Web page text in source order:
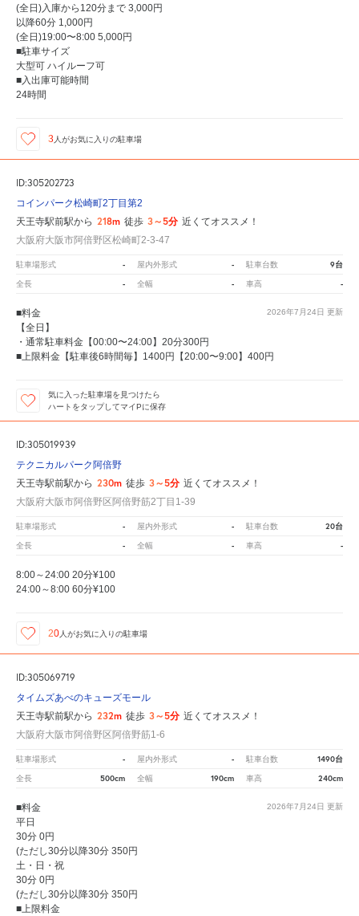
(全日)入庫から120分まで 3,000円
以降60分 1,000円
(全日)19:00〜8:00 5,000円
■駐車サイズ
大型可 ハイルーフ可
■入出庫可能時間
24時間
3 人がお気に入りの駐車場
ID:305202723
コインパーク松崎町2丁目第2
天王寺駅前駅から 218m 徒歩 3～5分 近くてオススメ！
大阪府大阪市阿倍野区松崎町2-3-47
駐車場形式 - 屋内外形式 - 駐車台数 9台
全長 - 全幅 - 車高 -
2026年7月24日 更新
■料金
【全日】
・通常駐車料金【00:00〜24:00】20分300円
■上限料金【駐車後6時間毎】1400円【20:00〜9:00】400円
気に入った駐車場を見つけたら
ハートをタップしてマイPに保存
ID:305019939
テクニカルパーク阿倍野
天王寺駅前駅から 230m 徒歩 3～5分 近くてオススメ！
大阪府大阪市阿倍野区阿倍野筋2丁目1-39
駐車場形式 - 屋内外形式 - 駐車台数 20台
全長 - 全幅 - 車高 -
8:00～24:00 20分¥100
24:00～8:00 60分¥100
20 人がお気に入りの駐車場
ID:305069719
タイムズあべのキューズモール
天王寺駅前駅から 232m 徒歩 3～5分 近くてオススメ！
大阪府大阪市阿倍野区阿倍野筋1-6
駐車場形式 - 屋内外形式 - 駐車台数 1490台
全長 500cm 全幅 190cm 車高 240cm
2026年7月24日 更新
■料金
平日
30分 0円
(ただし30分以降30分 350円
土・日・祝
30分 0円
(ただし30分以降30分 350円
■上限料金